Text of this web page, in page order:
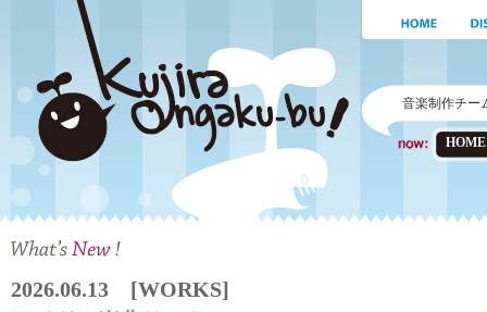
音楽制作チー
HOME
2026.06.13 [WORKS]